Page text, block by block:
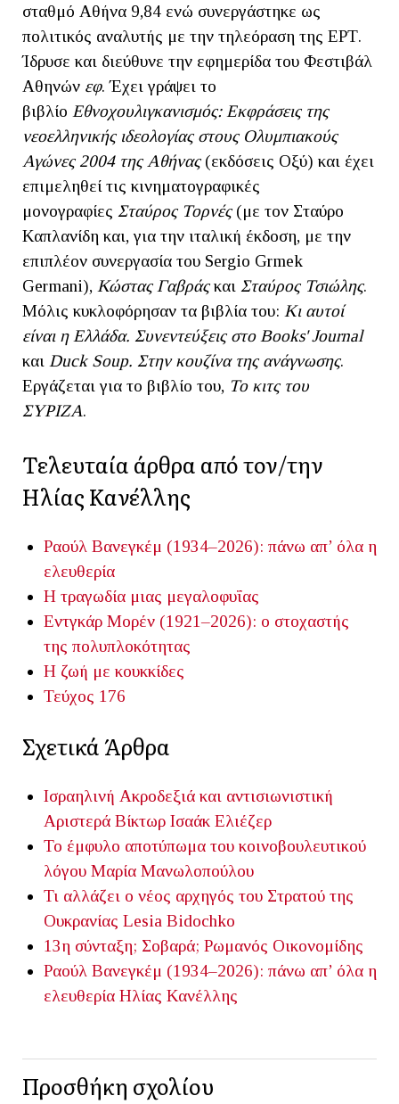
σταθμό Αθήνα 9,84 ενώ συνεργάστηκε ως
πολιτικός αναλυτής με την τηλεόραση της ΕΡΤ.
Ίδρυσε και διεύθυνε την εφημερίδα του Φεστιβάλ
Αθηνών εφ. Έχει γράψει το
βιβλίο Εθνοχουλιγκανισμός: Εκφράσεις της
νεοελληνικής ιδεολογίας στους Ολυμπιακούς
Αγώνες 2004 της Αθήνας(εκδόσεις Οξύ) και έχει
επιμεληθεί τις κινηματογραφικές
μονογραφίες Σταύρος Τορνές(με τον Σταύρο
Καπλανίδη και, για την ιταλική έκδοση, με την
επιπλέον συνεργασία του Sergio Grmek
Germani), Κώστας Γαβράςκαι Σταύρος Τσιώλης.
Μόλις κυκλοφόρησαν τα βιβλία του: Κι αυτοί
είναι η Ελλάδα. Συνεντεύξεις στο Books' Journal
και Duck Soup. Στην κουζίνα της ανάγνωσης.
Εργάζεται για το βιβλίο του, Το κιτς του
ΣΥΡΙΖΑ.
Τελευταία άρθρα από τον/την
Ηλίας Κανέλλης
Ραούλ Βανεγκέμ (1934–2026): πάνω απ’ όλα η
ελευθερία
Η τραγωδία μιας μεγαλοφυΐας
Εντγκάρ Μορέν (1921–2026): ο στοχαστής
της πολυπλοκότητας
Η ζωή με κουκκίδες
Τεύχος 176
Σχετικά Άρθρα
Ισραηλινή Ακροδεξιά και αντισιωνιστική
Αριστερά Βίκτωρ Ισαάκ Ελιέζερ
Το έμφυλο αποτύπωμα του κοινοβουλευτικού
λόγου Μαρία Μανωλοπούλου
Τι αλλάζει ο νέος αρχηγός του Στρατού της
Ουκρανίας Lesia Bidochko
13η σύνταξη; Σοβαρά; Ρωμανός Οικονομίδης
Ραούλ Βανεγκέμ (1934–2026): πάνω απ’ όλα η
ελευθερία Ηλίας Κανέλλης
Προσθήκη σχολίου